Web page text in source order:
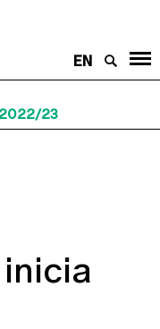
EN
23